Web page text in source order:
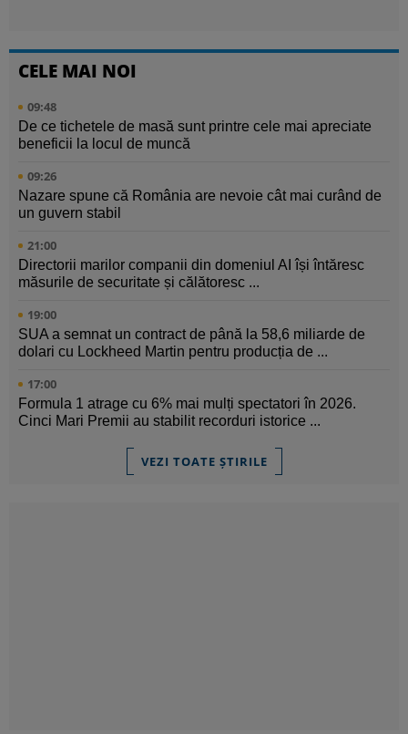
CELE MAI NOI
09:48
De ce tichetele de masă sunt printre cele mai apreciate
beneficii la locul de muncă
09:26
Nazare spune că România are nevoie cât mai curând de
un guvern stabil
21:00
Directorii marilor companii din domeniul AI își întăresc
măsurile de securitate și călătoresc ...
19:00
SUA a semnat un contract de până la 58,6 miliarde de
dolari cu Lockheed Martin pentru producția de ...
17:00
Formula 1 atrage cu 6% mai mulți spectatori în 2026.
Cinci Mari Premii au stabilit recorduri istorice ...
VEZI TOATE ȘTIRILE